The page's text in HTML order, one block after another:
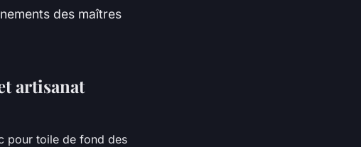
des maîtres
artisanat
pour toile de fond des